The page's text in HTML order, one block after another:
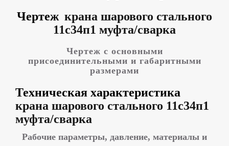
Чертеж крана шарового стального
11с34п1 муфта/сварка
Чертеж с основными
присоединительными и габаритными
размерами
Техническая характеристика
крана шарового стального 11с34п1
муфта/сварка
Рабочие параметры, давление, материалы и